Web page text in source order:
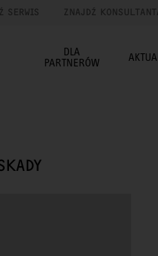
SERWIS ZNAJDŹ
DLA
PARTNERÓW